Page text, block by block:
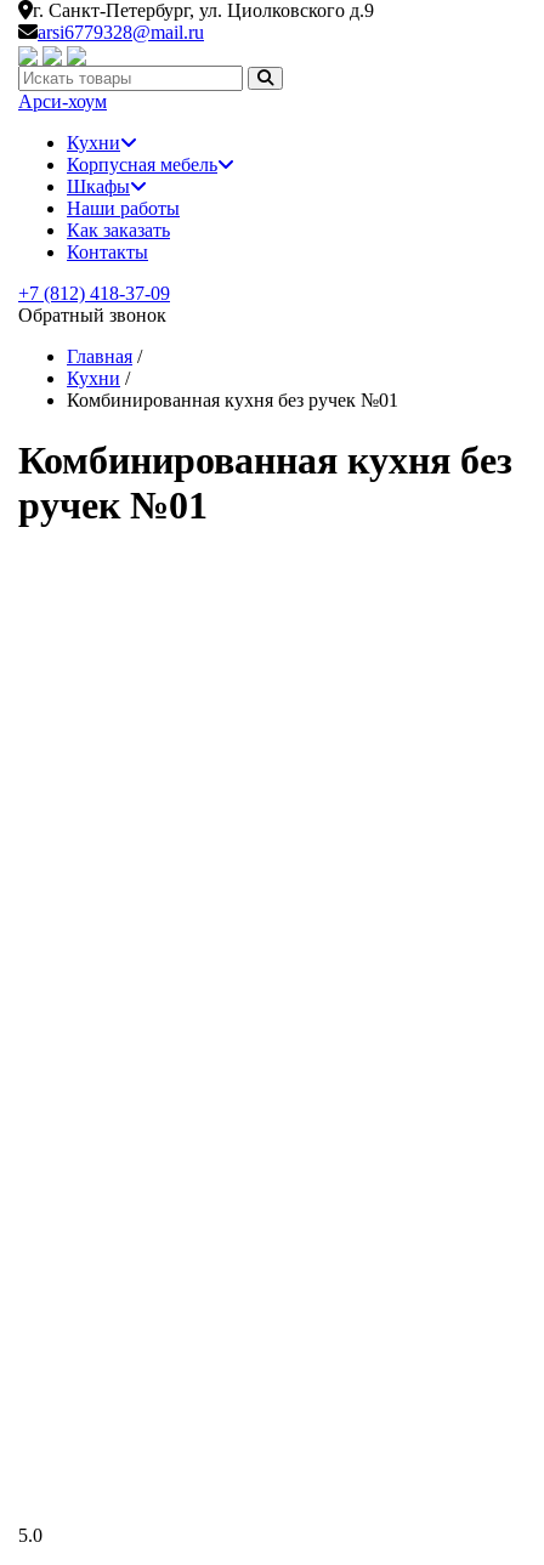
г. Санкт-Петербург, ул. Циолковского д.9
arsi6779328@mail.ru
Искать:
Арси-хоум
Кухни
Корпусная мебель
Шкафы
Наши работы
Как заказать
Контакты
+7 (812) 418-37-09
Обратный звонок
Главная /
Кухни /
Комбинированная кухня без ручек №01
Комбинированная кухня без
ручек №01
5.0